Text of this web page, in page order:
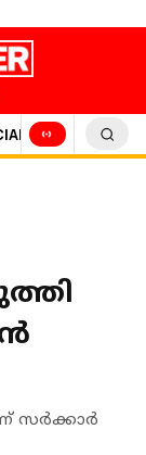
SPORTS
സര്‍ക്കാര്‍